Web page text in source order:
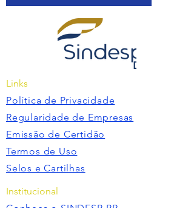
Links
Política de Privacidade
Regularidade de Empresas
Emissão de Certidão
Termos de Uso
Selos e Cartilhas
Institucional
Conheça o SINDESP-PR